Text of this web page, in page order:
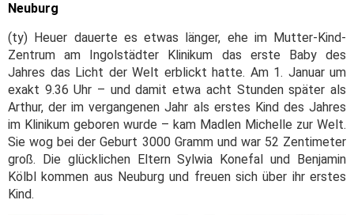
Neuburg
(ty) Heuer dauerte es etwas länger, ehe im Mutter-Kind-
Zentrum am Ingolstädter Klinikum das erste Baby des
Jahres das Licht der Welt erblickt hatte. Am 1. Januar um
exakt 9.36 Uhr – und damit etwa acht Stunden später als
Arthur, der im vergangenen Jahr als erstes Kind des Jahres
im Klinikum geboren wurde – kam Madlen Michelle zur Welt.
Sie wog bei der Geburt 3000 Gramm und war 52 Zentimeter
groß. Die glücklichen Eltern Sylwia Konefal und Benjamin
Kölbl kommen aus Neuburg und freuen sich über ihr erstes
Kind.